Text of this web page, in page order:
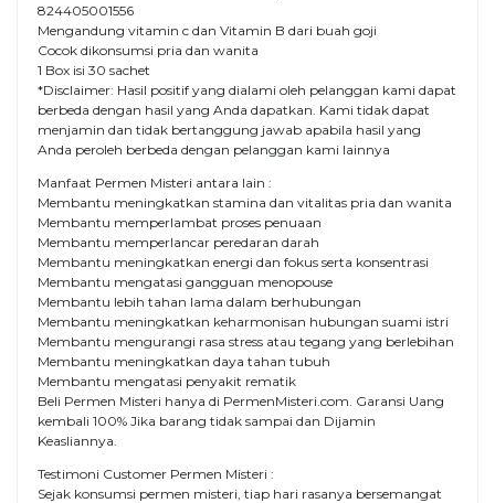
824405001556
Mengandung vitamin c dan Vitamin B dari buah goji
Cocok dikonsumsi pria dan wanita
1 Box isi 30 sachet
*Disclaimer: Hasil positif yang dialami oleh pelanggan kami dapat
berbeda dengan hasil yang Anda dapatkan. Kami tidak dapat
menjamin dan tidak bertanggung jawab apabila hasil yang
Anda peroleh berbeda dengan pelanggan kami lainnya
Manfaat Permen Misteri antara lain :
Membantu meningkatkan stamina dan vitalitas pria dan wanita
Membantu memperlambat proses penuaan
Membantu memperlancar peredaran darah
Membantu meningkatkan energi dan fokus serta konsentrasi
Membantu mengatasi gangguan menopouse
Membantu lebih tahan lama dalam berhubungan
Membantu meningkatkan keharmonisan hubungan suami istri
Membantu mengurangi rasa stress atau tegang yang berlebihan
Membantu meningkatkan daya tahan tubuh
Membantu mengatasi penyakit rematik
Beli Permen Misteri hanya di PermenMisteri.com. Garansi Uang
kembali 100% Jika barang tidak sampai dan Dijamin
Keasliannya.
Testimoni Customer Permen Misteri :
Sejak konsumsi permen misteri, tiap hari rasanya bersemangat